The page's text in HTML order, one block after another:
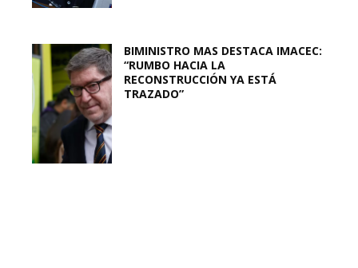
BIMINISTRO MAS DESTACA IMACEC:
“RUMBO HACIA LA
RECONSTRUCCIÓN YA ESTÁ
TRAZADO”